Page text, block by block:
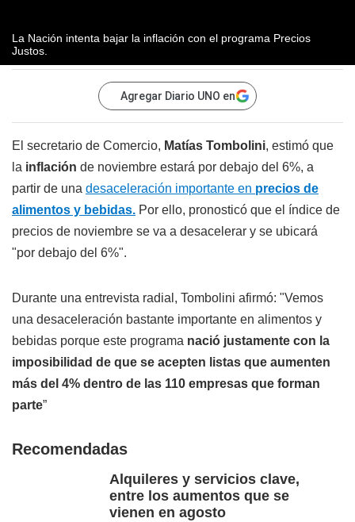
La Nación intenta bajar la inflación con el programa Precios
Justos.
Agregar Diario UNO en
El secretario de Comercio, Matías Tombolini, estimó que
la inflación de noviembre estará por debajo del 6%, a
partir de una desaceleración importante en precios de
alimentos y bebidas. Por ello, pronosticó que el índice de
precios de noviembre se va a desacelerar y se ubicará
"por debajo del 6%".
Durante una entrevista radial, Tombolini afirmó: "Vemos
una desaceleración bastante importante en alimentos y
bebidas porque este programa nació justamente con la
imposibilidad de que se acepten listas que aumenten
más del 4% dentro de las 110 empresas que forman
parte”
Recomendadas
Alquileres y servicios clave,
entre los aumentos que se
vienen en agosto